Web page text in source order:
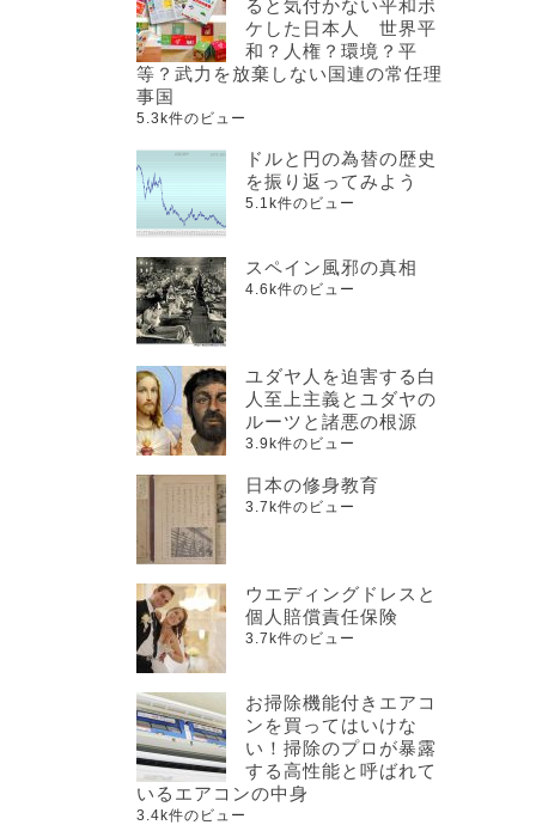
ると気付かない平和ボ
ケした日本人 世界平
和？人権？環境？平
等？武力を放棄しない国連の常任理
事国
5.3k件のビュー
ドルと円の為替の歴史
を振り返ってみよう
5.1k件のビュー
スペイン風邪の真相
4.6k件のビュー
ユダヤ人を迫害する白
人至上主義とユダヤの
ルーツと諸悪の根源
3.9k件のビュー
日本の修身教育
3.7k件のビュー
ウエディングドレスと
個人賠償責任保険
3.7k件のビュー
お掃除機能付きエアコ
ンを買ってはいけな
い！掃除のプロが暴露
する高性能と呼ばれて
いるエアコンの中身
3.4k件のビュー